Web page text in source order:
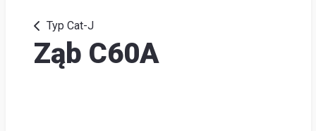
Typ Cat-J
Ząb C60A